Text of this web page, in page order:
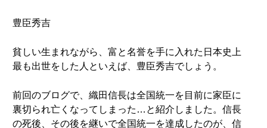
豊臣秀吉
貧しい生まれながら、富と名誉を手に入れた日本史上
最も出世をした人といえば、豊臣秀吉でしょう。
前回のブログで、織田信長は全国統一を目前に家臣に
裏切られ亡くなってしまった…と紹介しました。信長
の死後、その後を継いで全国統一を達成したのが、信